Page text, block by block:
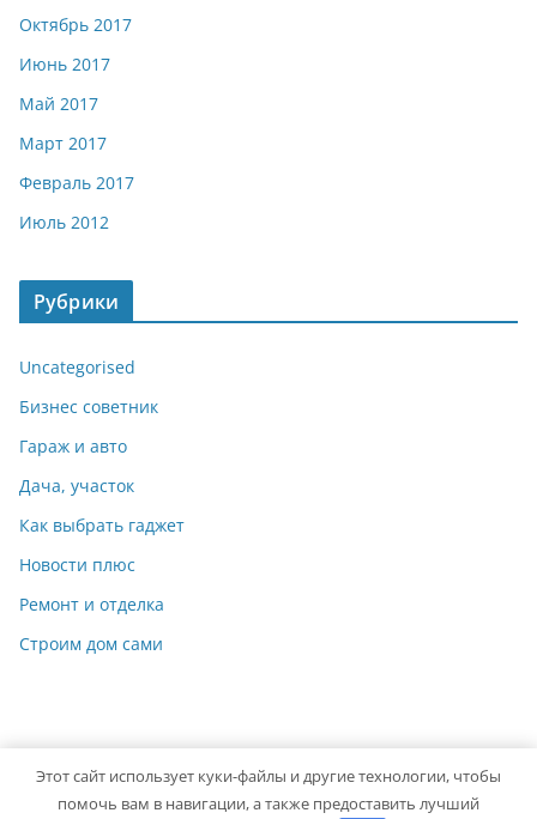
Октябрь 2017
Июнь 2017
Май 2017
Март 2017
Февраль 2017
Июль 2012
Рубрики
Uncategorised
Бизнес советник
Гараж и авто
Дача, участок
Как выбрать гаджет
Новости плюс
Ремонт и отделка
Строим дом сами
Copyright © 2026 Мастер на Все Руки. Powered byColorMag
Этот сайт использует куки-файлы и другие технологии, чтобы
помочь вам в навигации, а также предоставить лучший